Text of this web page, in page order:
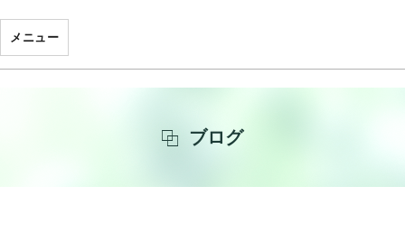
メニュー
ブログ